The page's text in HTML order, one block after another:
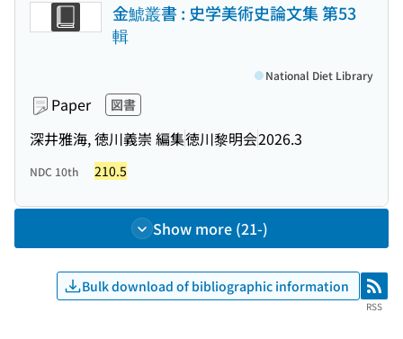
金鯱叢書 : 史学美術史論文集 第53
輯
Paper 図書
深井雅海, 徳川義崇 編集徳川黎明会2026.3
National Diet Library
NDC 10th 210.5
Show more (21-)
Bulk download of bibliographic information RSS
RSS